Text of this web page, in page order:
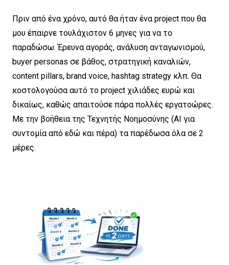
Πριν από ένα χρόνο, αυτό θα ήταν ένα project που θα
μου έπαιρνε τουλάχιστον 6 μηνες για να το
παραδώσω. Έρευνα αγοράς, ανάλυση ανταγωνισμού,
buyer personas σε βάθος, στρατηγική καναλιών,
content pillars, brand voice, hashtag strategy κλπ. Θα
κοστολογούσα αυτό το project χιλιάδες ευρώ και
δικαίως, καθώς απαιτούσε πάρα πολλές εργατοώρες.
Με την βοήθεια της Τεχνητής Νοημοσύνης (AI για
συντομία από εδώ και πέρα) τα παρέδωσα όλα σε 2
μέρες.